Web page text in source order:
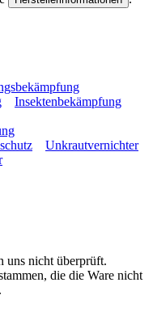
Insektenbekämpfung
Unkrautvernichter
uns nicht überprüft.
die die Ware nicht